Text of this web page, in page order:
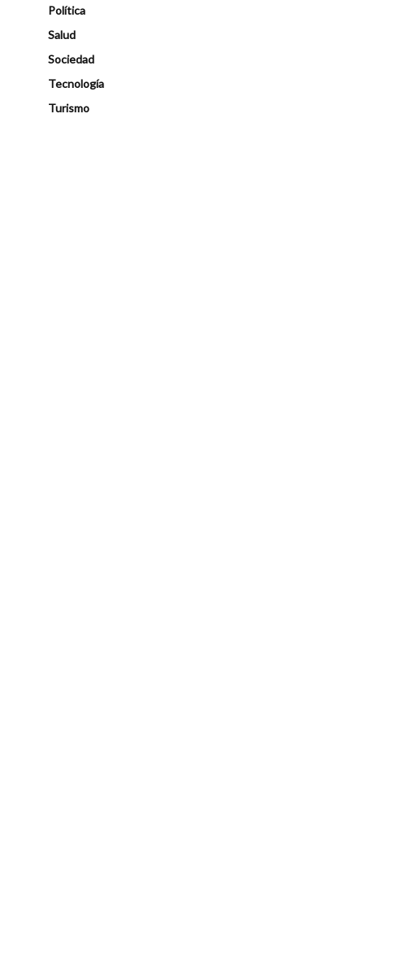
Política
Salud
Sociedad
Tecnología
Turismo